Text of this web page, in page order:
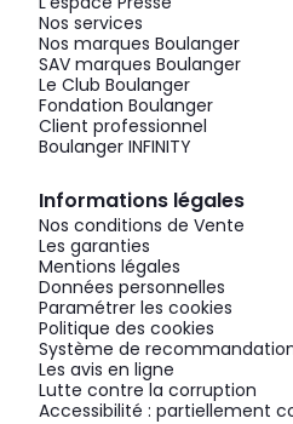
Nos services
Nos marques Boulanger
SAV marques Boulanger
Le Club Boulanger
Fondation Boulanger
Client professionnel
Boulanger INFINITY
Informations légales
Nos conditions de Vente
Les garanties
Mentions légales
Données personnelles
Paramétrer les cookies
Politique des cookies
Système de
Les avis en ligne
Lutte contre la corruption
Accessibilité : partiellement